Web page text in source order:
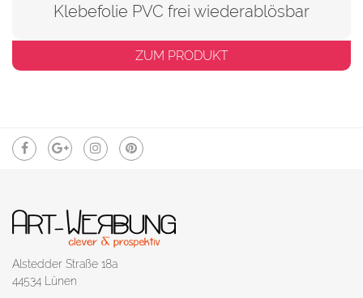
Klebefolie PVC frei wiederablösbar
ZUM PRODUKT
Alstedder Straße 18a
44534 Lünen